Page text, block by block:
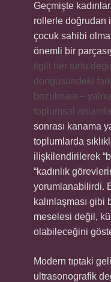
Geçmişte
rollerle doğrudan
çocuk sahibi
önemli bir
ilgili her türlü
döngüsündeki
bozulması –
toplumsal
sonrası kanama
toplumlarda
ilişkilendirilerek
“kadınlık
yorumlanabilirdi.
kalınlaşması gibi
meselesi değil,
olabileceğini
Modern tıptaki
ultrasonografik